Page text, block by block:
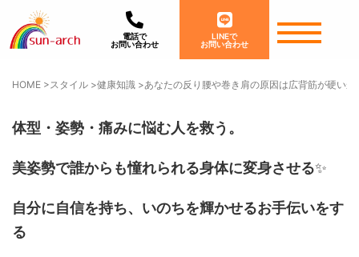
電話で
お問い合わせ
LINEで
お問い合わせ
HOME > スタイル >健康知識 >あなたの反り腰や巻き肩の原因は広背筋が硬いか
体型・姿勢・痛みに悩む人を救う。
美姿勢で誰からも憧れられる身体に変身させる✨
自分に自信を持ち、いのちを輝かせるお手伝いをす
る